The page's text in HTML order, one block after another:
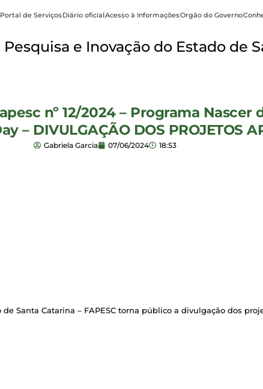
Portal de ServiçosDiário oficialAcesso à InformaçõesOrgão do Governo
e Inovação do Estado de
nº 12/2024 – Programa
– DIVULGAÇÃO DOS PROJETOS
Gabriela Garcia 07/06/2024 18:53
Santa Catarina – FAPESC torna público a divulgação dos